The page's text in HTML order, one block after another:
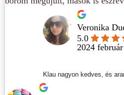
Veronika
5.0
2024 február
Klau nagyon kedves, és